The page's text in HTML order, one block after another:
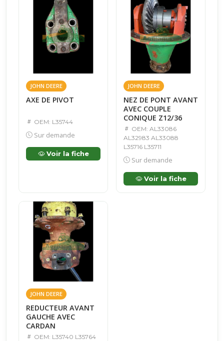
JOHN DEERE
AXE DE PIVOT
OEM: L35744
Sur demande
Voir la fiche
JOHN DEERE
NEZ DE PONT AVANT
AVEC COUPLE
CONIQUE Z12/36
OEM: AL33086
AL32983 AL33088
L35716 L35711
Sur demande
Voir la fiche
JOHN DEERE
REDUCTEUR AVANT
GAUCHE AVEC
CARDAN
OEM: L35740 L35764